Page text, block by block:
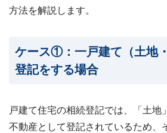
方法を解説します。
ケース①：一戸建て（土地
登記をする場合
戸建て住宅の相続登記では、「土地
不動産として登記されているため、